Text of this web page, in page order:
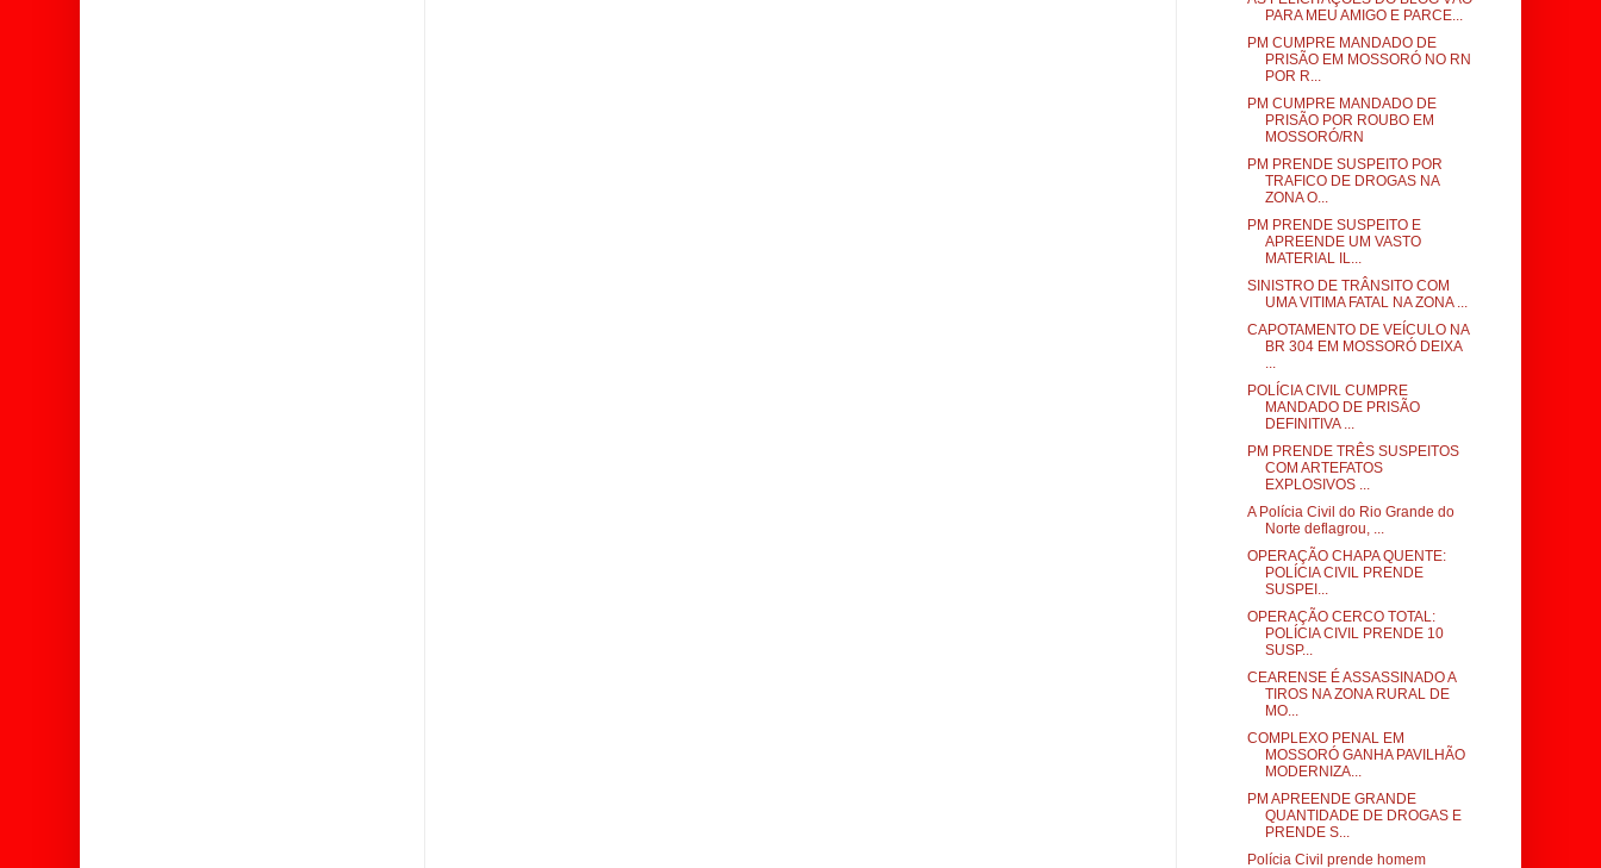
PARA MEU AMIGO E PARCE...
PM CUMPRE MANDADO DE
PRISÃO EM MOSSORÓ NO RN
POR R...
PM CUMPRE MANDADO DE
PRISÃO POR ROUBO EM
MOSSORÓ/RN
PM PRENDE SUSPEITO POR
TRAFICO DE DROGAS NA
ZONA O...
PM PRENDE SUSPEITO E
APREENDE UM VASTO
MATERIAL IL...
SINISTRO DE TRÂNSITO COM
UMA VITIMA FATAL NA ZONA ...
CAPOTAMENTO DE VEÍCULO NA
BR 304 EM MOSSORÓ DEIXA
...
POLÍCIA CIVIL CUMPRE
MANDADO DE PRISÃO
DEFINITIVA ...
PM PRENDE TRÊS SUSPEITOS
COM ARTEFATOS
EXPLOSIVOS ...
A Polícia Civil do Rio Grande do
Norte deflagrou, ...
OPERAÇÃO CHAPA QUENTE:
POLÍCIA CIVIL PRENDE
SUSPEI...
OPERAÇÃO CERCO TOTAL:
POLÍCIA CIVIL PRENDE 10
SUSP...
CEARENSE É ASSASSINADO A
TIROS NA ZONA RURAL DE
MO...
COMPLEXO PENAL EM
MOSSORÓ GANHA PAVILHÃO
MODERNIZA...
PM APREENDE GRANDE
QUANTIDADE DE DROGAS E
PRENDE S...
Polícia Civil prende homem